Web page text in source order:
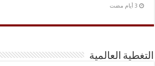
التغطية العالمية